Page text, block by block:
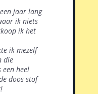
jaar lang
ik niets
ik het
ik mezelf
díe
heel
doos stof